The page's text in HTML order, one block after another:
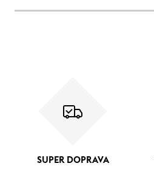
SUPER DOPRAVA